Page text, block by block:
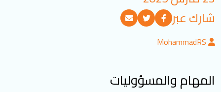
تسجيل الدخول
العربية
تابعنا
شارك عبر
MohammadRS
المهام والمسؤوليات